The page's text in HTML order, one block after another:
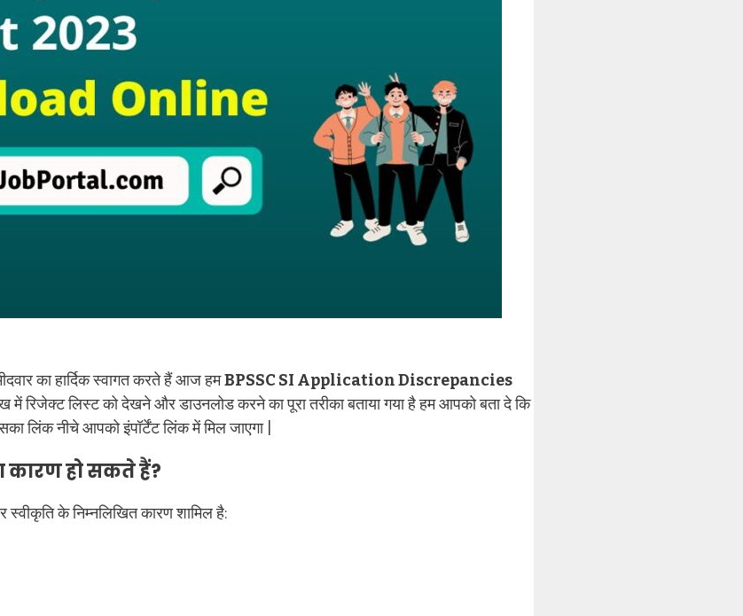
का हार्दिक स्वागत करते हैं आज हमBPSSC SI Application Discrepancies
रिजेक्ट लिस्ट को देखने और डाउनलोड करने का पूरा तरीका बताया गया है हम आपको बता दे कि
लिंक नीचे आपको इंपॉर्टेंट लिंक में मिल जाएगा |
कारण हो सकते हैं?
के निम्नलिखित कारण शामिल है: